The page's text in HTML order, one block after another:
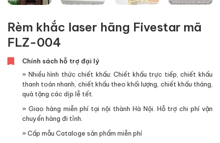
Rèm khắc laser hãng Fivestar mã
FLZ-004
Chính sách hỗ trợ đại lý
» Nhiều hình thức chiết khấu: Chiết khấu trực tiếp, chiết khấu
thanh toán nhanh, chiết khấu theo khối lượng, chiết khấu tháng,
quà tặng các dịp lễ tết.
» Giao hàng miễn phí tại nội thành Hà Nội. Hỗ trợ chi phí vận
chuyển hàng đi tỉnh.
» Cấp mẫu Cataloge sản phẩm miễn phí